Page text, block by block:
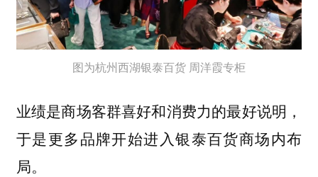
图为杭州西湖银泰百货 周洋霞专柜
业绩是商场客群喜好和消费力的最好说明，
于是更多品牌开始进入银泰百货商场内布
局。